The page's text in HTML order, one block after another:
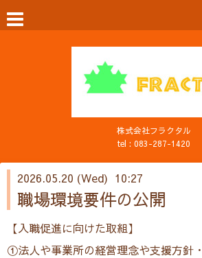
株式会社フラクタル
tel : 083-287-1420
2026.05.20 (Wed) 10:27
職場環境要件の公開
【入職促進に向けた取組】
①法人や事業所の経営理念や支援方針